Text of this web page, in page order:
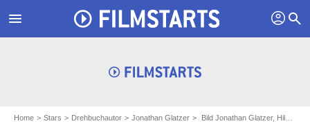
menu profil search
Home Stars Drehbuchautor Jonathan Glatzer Bild Jonathan Glatzer, Hilary Duff